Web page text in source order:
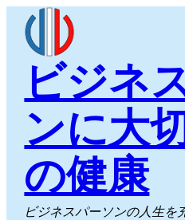
ビジネ
ンに大
の健康
ビジネスパーソンの人生を